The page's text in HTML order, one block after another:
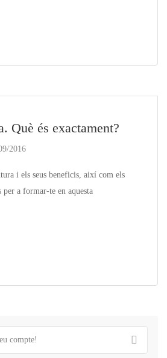
Què és exactament?
2016
i els seus beneficis, així com els
a formar-te en aquesta